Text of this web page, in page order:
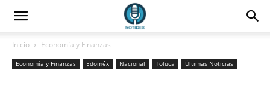
Inicio Economía y Finanzas
Economía y Finanzas Edoméx Nacional Toluca Últimas Noticias